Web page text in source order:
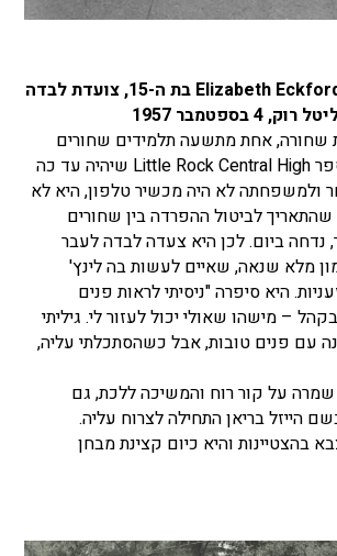
אליזבת אקפורד Elizabeth Eckford בת ה-15, צועדת לבדה
בספטמבר 1957
שחורה, אחת מתשעה תלמידים שחורים
שהתקבלו לבית הספר Little Rock Central High שיהיה עד כה
ולמשפחתה לא היה מכשיר טלפון, היא לא
לביטול ההפרדה בין שחורים
נדחה ביום. לכן היא צעדה לבדה לעבר
מלא שנאה, שאיים לעשות בה לינץ'
היא סיפרה "ניסיתי לראות פנים
– מישהו שאולי יכול לעזור לי. גיליתי
עם פנים טובות, אבל כשהסתכלתי עליה,
התלמידה בת ה-15 שמרה על קור רוח והמשיכה ללכת, גם
הייזל בריאן התחילה לצרוח עליה.
בהצטיינות והיא כיום קצינת מבחן